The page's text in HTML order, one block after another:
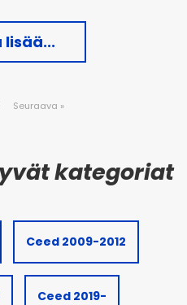
lisää...
Seuraava »
Ceed 2009-2012
Ceed 2019-